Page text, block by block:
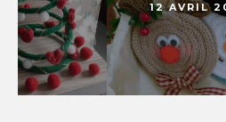
12 AVRIL